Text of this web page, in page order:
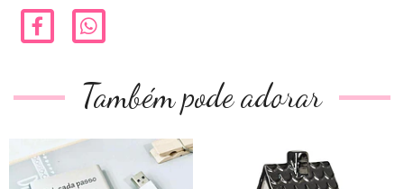
Também pode adorar